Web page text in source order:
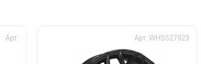
Арт: Арт: WHS527923